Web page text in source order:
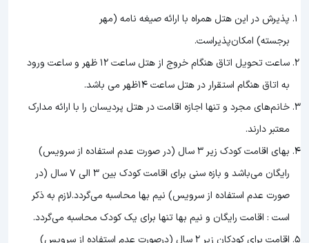
پذیرش در این هتل همراه با ارائه صیغه نامه (مهر
برجسته) امکان‌پذیراست.
ساعت تحویل اتاق هنگام خروج از هتل ساعت 12 ظهر و ساعت ورود
به اتاق هنگام استقرار در هتل ساعت 14ظهر می باشد.
خانم‌های مجرد و تنها اجازه اقامت در هتل پردیسان را با ارائه مدارک
معتبر دارند.
بهای اقامت کودک زیر 3 سال (در صورت عدم استفاده از سرویس)
رایگان می‌باشد و بازه سنی برای اقامت کودک بین 3 الی 7 سال (در
صورت عدم استفاده از سرویس) نیم بها محاسبه می‌گردد.لازم به ذکر
است : اقامت رایگان و نیم بها تنها برای یک کودک محاسبه می‌گردد.
اقامت برای کودکان زیر 2 سال (درصورت عدم استفاده از سرویس)